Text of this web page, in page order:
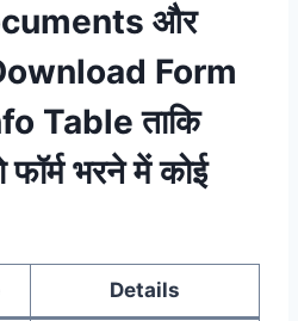
और
Form
Table ताकि
भरने में कोई
Details